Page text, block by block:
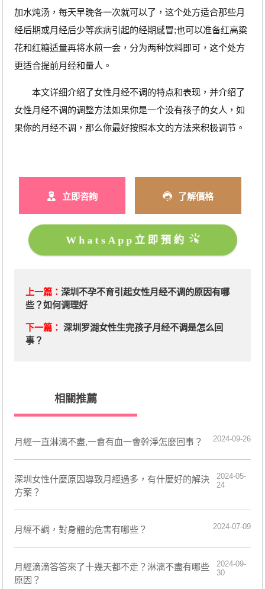
加水炖汤，每天早晚各一次就可以了，这个处方适合那些月
经后期或月经后少等疾病引起的经期感冒;也可以准备红高粱
花和红糖适量再将水煎一会，分为两种饮料即可，这个处方
更适合提前月经和量人。
本文详细介绍了女性月经不调的特点和表现，并介绍了
女性月经不调的调整方法如果你是一个没有孩子的女人，如
果你的月经不调，那么你最好按照本文的方法来积极调节。
立即咨詢 了解價格
WhatsApp立即預約
上一篇： 深圳不孕不育引起女性月经不调的原因有哪
些？如何调理好
下一篇： 深圳罗湖女性生完孩子月经不调是怎么回
事？
相關推薦
月經一直淋漓不盡,一會有血一會幹淨怎麼回事？ 2024-09-26
深圳女性什麼原因導致月經過多，有什麼好的解決
方案？
2024-05-
24
​月經不調，對身體的危害有哪些？ 2024-07-09
月經滴滴答答來了十幾天都不走？淋漓不盡有哪些
原因？
2024-09-
30